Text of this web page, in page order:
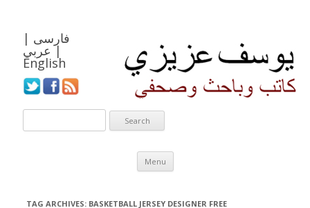
فارسی |
عربي |
English
Menu
Skip to content
TAG ARCHIVES: BASKETBALL JERSEY DESIGNER FREE